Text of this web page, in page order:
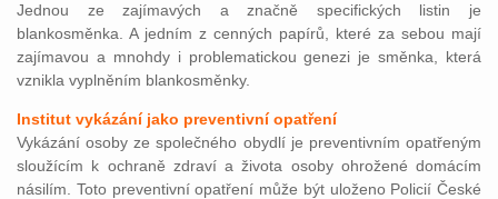
Jednou ze zajímavých a značně specifických listin je
blankosměnka. A jedním z cenných papírů, které za sebou mají
zajímavou a mnohdy i problematickou genezi je směnka, která
vznikla vyplněním blankosměnky.
Institut vykázání jako preventivní opatření
Vykázání osoby ze společného obydlí je preventivním opatřeným
sloužícím k ochraně zdraví a života osoby ohrožené domácím
násilím. Toto preventivní opatření může být uloženo Policií České